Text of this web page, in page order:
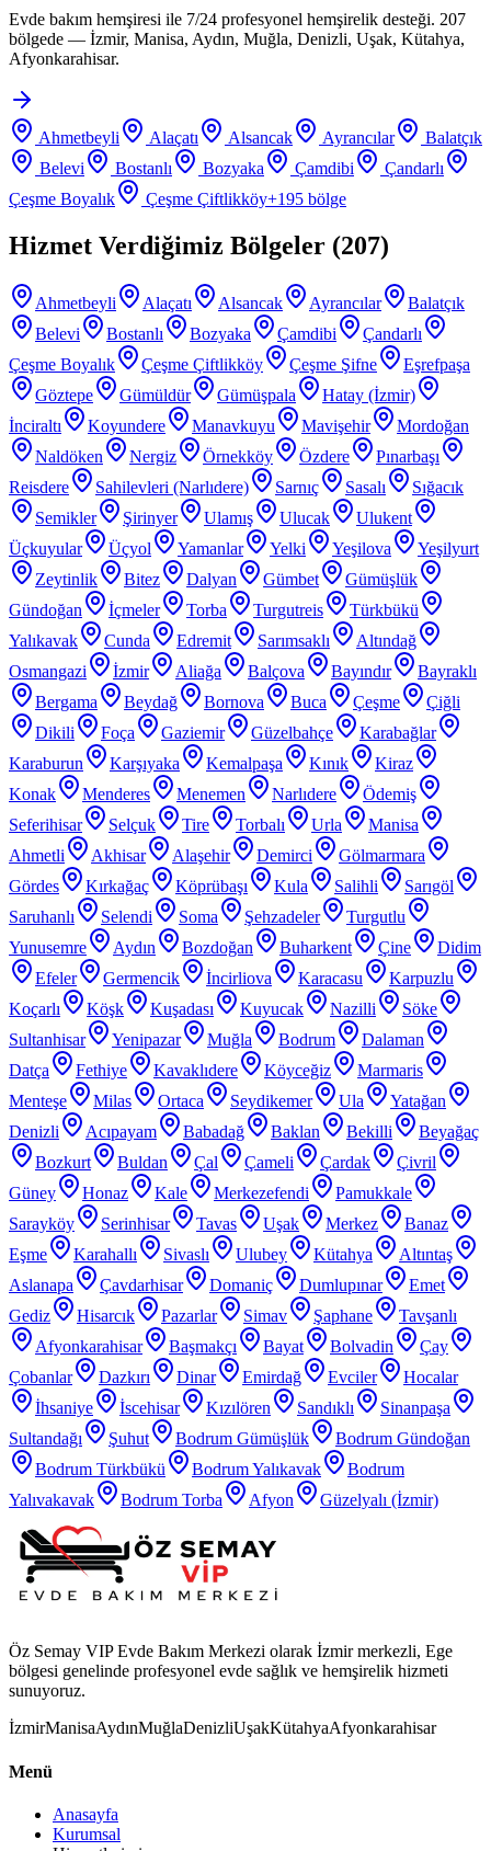
Evde bakım hemşiresi ile 7/24 profesyonel hemşirelik desteği. 207
bölgede — İzmir, Manisa, Aydın, Muğla, Denizli, Uşak, Kütahya,
Afyonkarahisar.
Ahmetbeyli Alaçatı Alsancak Ayrancılar
Balatçık
Belevi
Bostanlı Bozyaka Çamdibi
Çandarlı
Çeşme Boyalık
Çeşme Çiftlikköy+195 bölge
Hizmet Verdiğimiz Bölgeler (207)
Ahmetbeyli Alaçatı Alsancak Ayrancılar
Balatçık
Belevi
Bostanlı Bozyaka Çamdibi
Çandarlı
Çeşme Boyalık
Çeşme Çiftlikköy Çeşme Şifne
Eşrefpaşa
Göztepe
Gümüldür Gümüşpala
Hatay (İzmir)
İnciraltı
Koyundere Manavkuyu Mavişehir
Mordoğan
Naldöken
Nergiz Örnekköy Özdere
Pınarbaşı
Reisdere
Sahilevleri (Narlıdere) Sarnıç Sasalı
Sığacık
Semikler
Şirinyer Ulamış Ulucak
Ulukent
Üçkuyular
Üçyol Yamanlar Yelki Yeşilova
Yeşilyurt
Zeytinlik
Bitez Dalyan Gümbet
Gümüşlük
Gündoğan
İçmeler Torba Turgutreis
Türkbükü
Yalıkavak
Cunda Edremit Sarımsaklı
Altındağ
Osmangazi
İzmir Aliağa Balçova Bayındır
Bayraklı
Bergama
Beydağ Bornova Buca Çeşme
Çiğli
Dikili
Foça Gaziemir Güzelbahçe
Karabağlar
Karaburun
Karşıyaka Kemalpaşa Kınık
Kiraz
Konak
Menderes Menemen Narlıdere
Ödemiş
Seferihisar
Selçuk Tire Torbalı Urla
Manisa
Ahmetli
Akhisar Alaşehir Demirci
Gölmarmara
Gördes
Kırkağaç Köprübaşı Kula Salihli
Sarıgöl
Saruhanlı
Selendi Soma Şehzadeler
Turgutlu
Yunusemre
Aydın Bozdoğan Buharkent Çine
Didim
Efeler
Germencik İncirliova Karacasu
Karpuzlu
Koçarlı
Köşk Kuşadası Kuyucak Nazilli
Söke
Sultanhisar
Yenipazar Muğla Bodrum
Dalaman
Datça
Fethiye Kavaklıdere Köyceğiz
Marmaris
Menteşe
Milas Ortaca Seydikemer Ula
Yatağan
Denizli
Acıpayam Babadağ Baklan Bekilli
Beyağaç
Bozkurt
Buldan Çal Çameli Çardak
Çivril
Güney
Honaz Kale Merkezefendi
Pamukkale
Sarayköy
Serinhisar Tavas Uşak Merkez
Banaz
Eşme
Karahallı Sivaslı Ulubey Kütahya
Altıntaş
Aslanapa
Çavdarhisar Domaniç Dumlupınar
Emet
Gediz
Hisarcık Pazarlar Simav Şaphane
Tavşanlı
Afyonkarahisar
Başmakçı Bayat Bolvadin
Çay
Çobanlar
Dazkırı Dinar Emirdağ Evciler
Hocalar
İhsaniye
İscehisar Kızılören Sandıklı
Sinanpaşa
Sultandağı
Şuhut Bodrum Gümüşlük
Bodrum Gündoğan
Bodrum Türkbükü
Bodrum Yalıkavak
Bodrum
Yalıvakavak
Bodrum Torba Afyon Güzelyalı (İzmir)
Öz Semay VIP Evde Bakım Merkezi olarak İzmir merkezli, Ege
bölgesi genelinde profesyonel evde sağlık ve hemşirelik hizmeti
sunuyoruz.
İzmirManisaAydınMuğlaDenizliUşakKütahyaAfyonkarahisar
Menü
Anasayfa
Kurumsal